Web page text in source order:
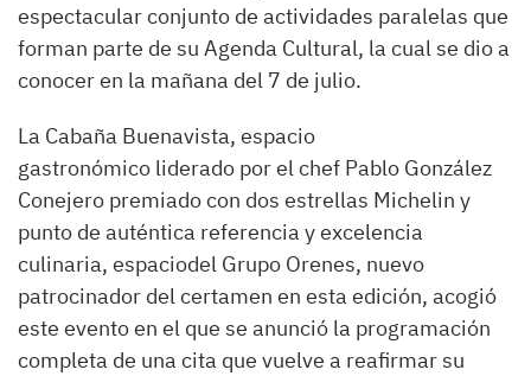
espectacular conjunto de actividades paralelas que
forman parte de su Agenda Cultural, la cual se dio a
conocer en la mañana del 7 de julio.
La Cabaña Buenavista, espacio
gastronómico liderado por el chef Pablo González
Conejero premiado con dos estrellas Michelin y
punto de auténtica referencia y excelencia
culinaria, espaciodel Grupo Orenes, nuevo
patrocinador del certamen en esta edición, acogió
este evento en el que se anunció la programación
completa de una cita que vuelve a reafirmar su